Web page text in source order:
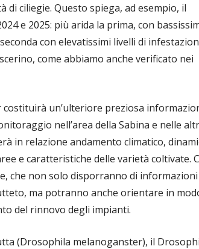
ciliegie. Questo spiega, ad esempio, il
e 2025: più arida la prima, con
con elevatissimi livelli di
come abbiamo anche verificato nei
costituirà un’ulteriore preziosa
nell’area della Sabina e nelle
in relazione andamento climatico,
e caratteristiche delle varietà coltivate.
che non solo disporranno di
ma potranno anche orientare in
del rinnovo degli impianti.
(Drosophila melanoganster), il